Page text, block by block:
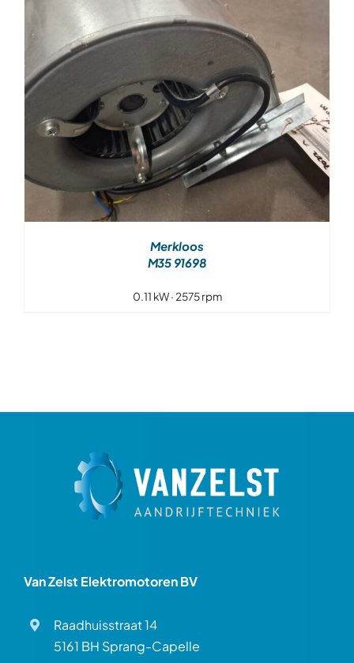
Merkloos
M35 91698
0.11 kW · 2575 rpm
Van Zelst Elektromotoren BV
Raadhuisstraat 14
5161 BH Sprang-Capelle